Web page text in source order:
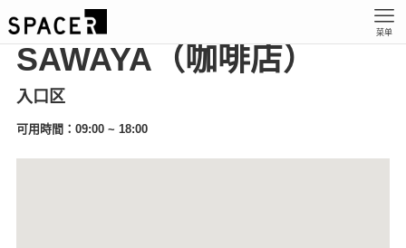
菜单
SAWAYA（咖啡店）
入口区
可用時間：09:00 ~ 18:00